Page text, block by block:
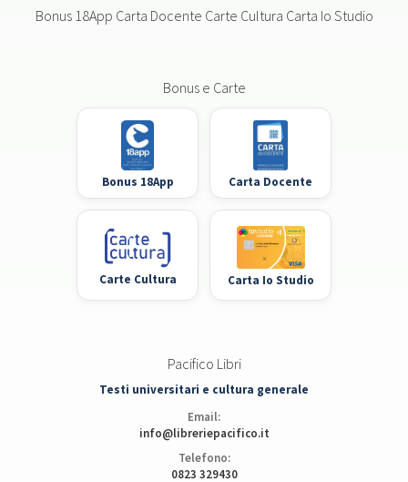
Bonus 18App Carta Docente Carte Cultura Carta Io Studio
Bonus e Carte
Bonus 18App Carta Docente
Carte Cultura Carta Io Studio
Pacifico Libri
Testi universitari e cultura generale
Email:
info@libreriepacifico.it
Telefono:
0823 329430